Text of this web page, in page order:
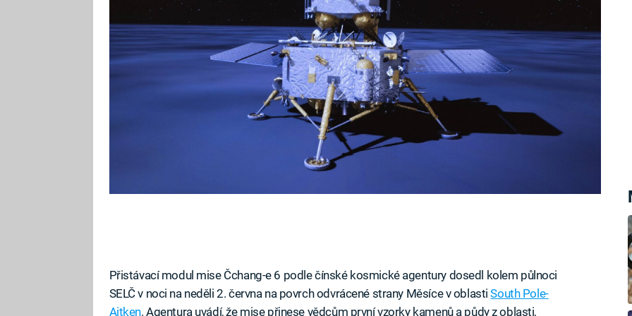
astronauty.
Přistávací modul mise Čchang-e 6 podle čínské kosmické agentury dosedl kolem půlnoci
SELČ v noci na neděli 2. června na povrch odvrácené strany Měsíce v oblastiSouth Pole-
Aitken. Agentura uvádí, že mise přinese vědcům první vzorky kamenů a půdy z oblasti,